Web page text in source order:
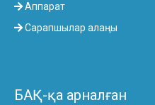
Аппарат
Сарапшылар алаңы
БАҚ-қа арналған